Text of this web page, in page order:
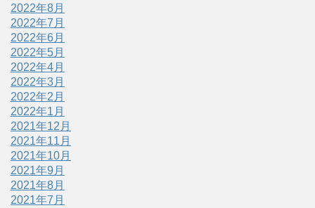
2022年8月
2022年7月
2022年6月
2022年5月
2022年4月
2022年3月
2022年2月
2022年1月
2021年12月
2021年11月
2021年10月
2021年9月
2021年8月
2021年7月